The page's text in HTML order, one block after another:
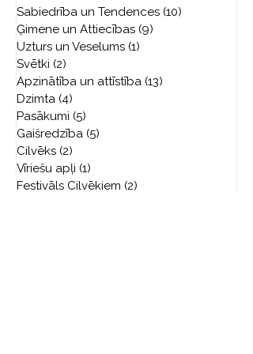
Sabiedrība un Tendences (10)
Ģimene un Attiecības (9)
Uzturs un Veselums (1)
Svētki (2)
Apzinātība un attīstība (13)
Dzimta (4)
Pasākumi (5)
Gaišredzība (5)
Cilvēks (2)
Vīriešu apļi (1)
Festivāls Cilvēkiem (2)